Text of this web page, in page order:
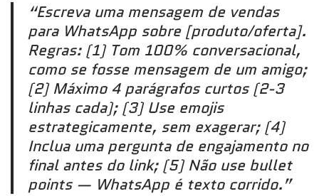
“Escreva uma mensagem de vendas
para WhatsApp sobre [produto/oferta].
Regras: (1) Tom 100% conversacional,
como se fosse mensagem de um amigo;
(2) Máximo 4 parágrafos curtos (2-3
linhas cada); (3) Use emojis
estrategicamente, sem exagerar; (4)
Inclua uma pergunta de engajamento no
final antes do link; (5) Não use bullet
points — WhatsApp é texto corrido.”